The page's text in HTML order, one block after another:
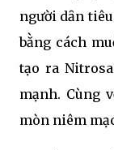
người dȃn
bằng cách
tạo ra
mạnh. Cùng
mòn niêm